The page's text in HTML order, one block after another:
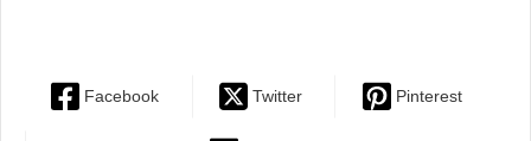
Facebook Twitter Pinterest